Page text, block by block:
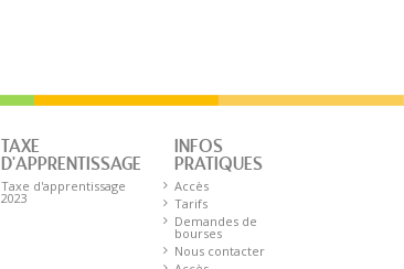
TAXE
D'APPRENTISSAGE
Taxe d'apprentissage
2023
INFOS
PRATIQUES
Accès
Tarifs
Demandes de
bourses
Nous contacter